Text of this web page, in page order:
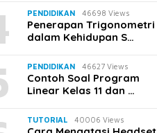
PENDIDIKAN 46698 Views
Penerapan Trigonometri
dalam Kehidupan S…
PENDIDIKAN 46627 Views
Contoh Soal Program
Linear Kelas 11 dan …
TUTORIAL 40006 Views